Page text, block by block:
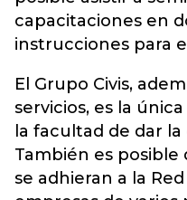
capacitaciones en
instrucciones para
El Grupo Civis,
servicios, es la
la facultad de dar
También es posible
se adhieran a la